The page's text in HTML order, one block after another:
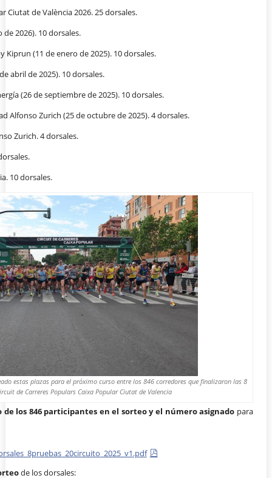
Ciutat de València 2026. 25 dorsales.
de 2026). 10 dorsales.
Kiprun (11 de enero de 2025). 10 dorsales.
abril de 2025). 10 dorsales.
(26 de septiembre de 2025). 10 dorsales.
Alfonso Zurich (25 de octubre de 2025). 4 dorsales.
Zurich. 4 dorsales.
10 dorsales.
estas plazas para el próximo curso entre los 846 corredores que finalizaron las 8
de Carreres Populars Caixa Popular Ciutat de Valencia
de los 846 participantes en el sorteo y el número asignado para
de los dorsales: